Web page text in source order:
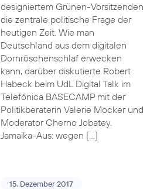
designiertem Grünen-Vorsitzenden
die zentrale politische Frage der
heutigen Zeit. Wie man
Deutschland aus dem digitalen
Dornröschenschlaf erwecken
kann, darüber diskutierte Robert
Habeck beim UdL Digital Talk im
Telefónica BASECAMP mit der
Politikberaterin Valerie Mocker und
Moderator Cherno Jobatey.
Jamaika-Aus: wegen […]
15. Dezember 2017